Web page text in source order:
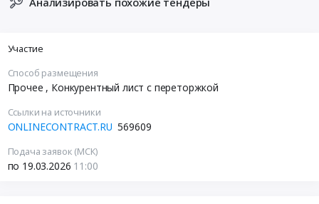
Участие
Способ размещения
Прочее , Конкурентный лист с переторжкой
Ссылки на источники
ONLINECONTRACT.RU 569609
Подача заявок (МСК)
по 19.03.2026 11:00